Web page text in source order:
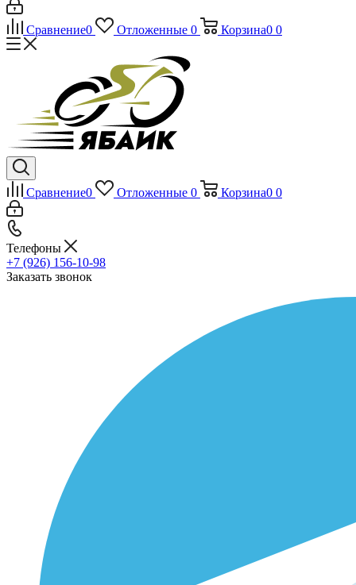
Сравнение0 Отложенные 0 Корзина0 0
Сравнение0 Отложенные 0 Корзина0 0
Телефоны
+7 (926) 156-10-98
Заказать звонок